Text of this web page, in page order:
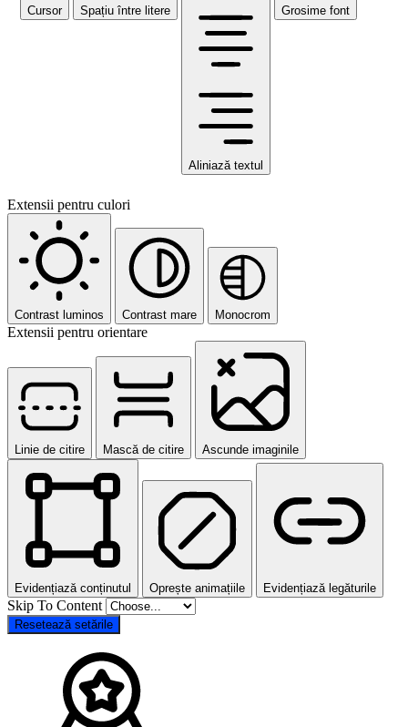
Cursor Spațiu între litere
Aliniază textul
Grosime font
Extensii pentru culori
Contrast luminos Contrast mare Monocrom
Extensii pentru orientare
Linie de citire Mască de citire Ascunde imaginile
Evidențiază conținutul Oprește animațiile Evidențiază legăturile
Skip To Content
Resetează setările